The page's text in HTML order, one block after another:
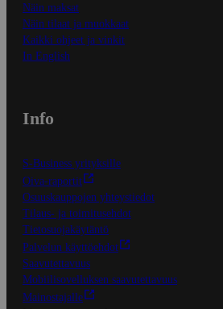
Näin maksat
Näin tilaat ja muokkaat
Kaikki ohjeet ja vinkit
In English
Info
S-Business yrityksille
Oiva-raportit
Osuuskauppojen yhteystiedot
Tilaus- ja toimitusehdot
Tietosuojakäytäntö
Palvelun käyttöehdot
Saavutettavuus
Mobiilisovelluksen saavutettavuus
Mainostajalle